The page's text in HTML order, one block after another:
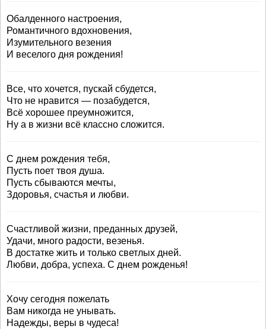
Обалденного настроения,
Романтичного вдохновения,
Изумительного везения
И веселого дня рождения!
Все, что хочется, пускай сбудется,
Что не нравится — позабудется,
Всё хорошее преумножится,
Ну а в жизни всё классно сложится.
С днем рождения тебя,
Пусть поет твоя душа.
Пусть сбываются мечты,
Здоровья, счастья и любви.
Счастливой жизни, преданных друзей,
Удачи, много радости, везенья.
В достатке жить и только светлых дней.
Любви, добра, успеха. С днем рожденья!
Хочу сегодня пожелать
Вам никогда не унывать.
Надежды, веры в чудеса!